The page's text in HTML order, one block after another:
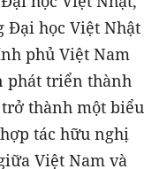
Đại học Việt Nhật
phủ Việt Nam
phát triển thành
thành một biểu
tác hữu nghị
Việt Nam và